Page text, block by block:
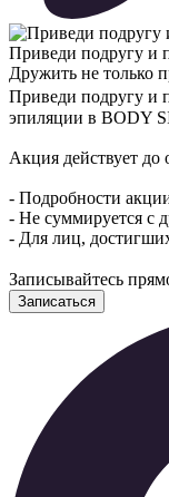
Приведи подругу и
Дружить не только
Приведи подругу и
эпиляции в BODY
Акция действует до
- Подробности
- Не суммируется с
- Для лиц,
Записывайтесь
Записаться